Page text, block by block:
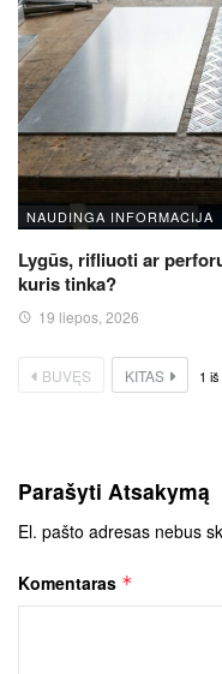
NAUDINGA INFORMACIJA
Lygūs, rifliuoti ar
kuris tinka?
19 liepos, 2026
BUVĘS KITAS 1 iš
Parašyti Atsakymą
El. pašto adresas nebus
Komentaras *